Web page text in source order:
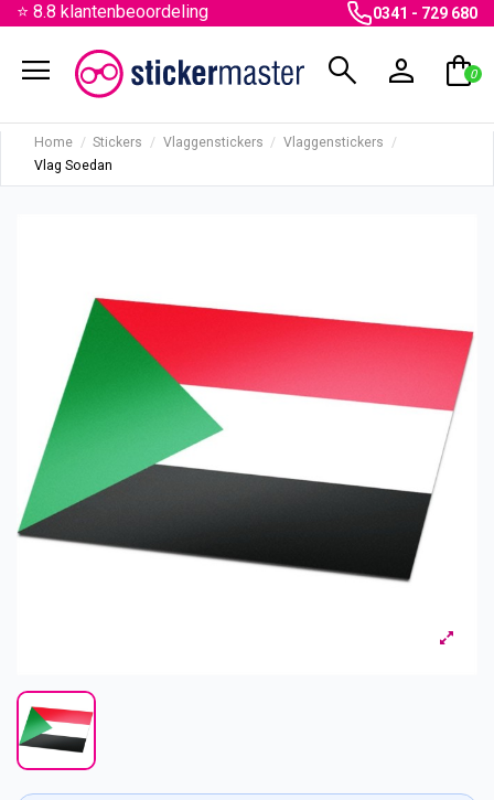
⭐ 8.8 klantenbeoordeling 0341 - 729 680
menu search person shopping_bag
0
Home Stickers Vlaggenstickers
Vlaggenstickers
Vlag Soedan